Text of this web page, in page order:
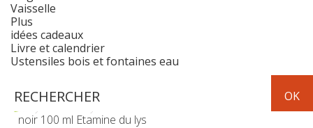
Vaisselle
Plus
idées cadeaux
Livre et calendrier
Ustensiles bois et fontaines eau
Hygiène
noir 100 ml Etamine du lys